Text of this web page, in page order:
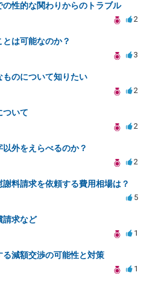
性的な関わりからのトラブル
2
は可能なのか？
3
のについて知りたい
2
ついて
2
外をえらべるのか？
2
料請求を依頼する費用相場は？
5
請求など
1
減額交渉の可能性と対策
1